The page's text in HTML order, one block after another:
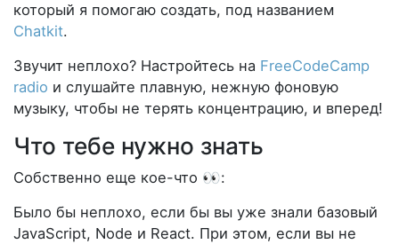
который я помогаю создать, под названием
Chatkit.
Звучит неплохо? Настройтесь на FreeCodeCamp
radio и слушайте плавную, нежную фоновую
музыку, чтобы не терять концентрацию, и вперед!
Что тебе нужно знать
Собственно еще кое-что 👀:
Было бы неплохо, если бы вы уже знали базовый
JavaScript, Node и React. При этом, если вы не